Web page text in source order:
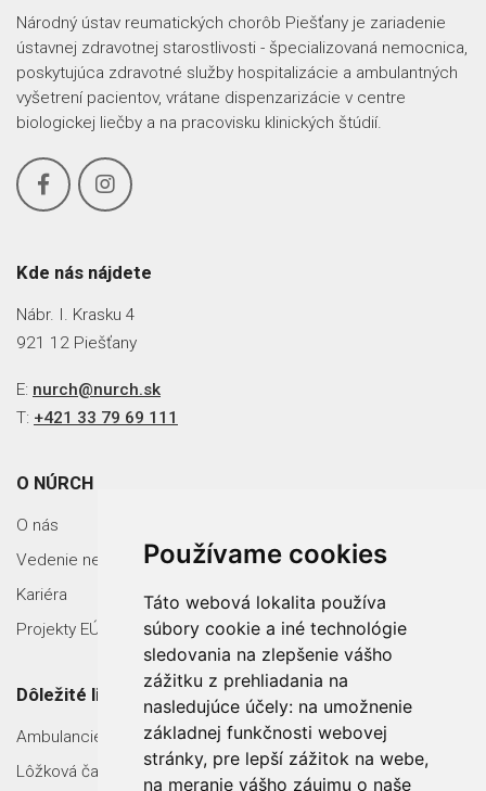
Používame cookies
Táto webová lokalita používa
súbory cookie a iné technológie
sledovania na zlepšenie vášho
zážitku z prehliadania na
nasledujúce účely: na umožnenie
základnej funkčnosti webovej
stránky, pre lepší zážitok na webe,
na meranie vášho záujmu o naše
Národný ústav reumatických chorôb Piešťany je zariadenie
ústavnej zdravotnej starostlivosti - špecializovaná nemocnica,
poskytujúca zdravotné služby hospitalizácie a ambulantných
vyšetrení pacientov, vrátane dispenzarizácie v centre
biologickej liečby a na pracovisku klinických štúdií.
Kde nás nájdete
Nábr. I. Krasku 4
921 12 Piešťany
E: nurch@nurch.sk
T: +421 33 79 69 111
O NÚRCH
O nás
Vedenie nemocnice
Kariéra
Projekty EÚ
Dôležité linky
Ambulancie
Lôžková časť